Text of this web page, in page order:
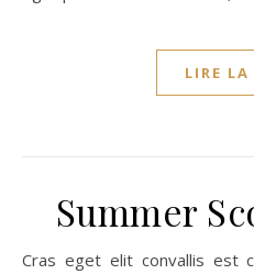
LIRE
Summer
Cras eget elit convallis est condimentum congue non id